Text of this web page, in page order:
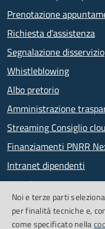
Prenotazione
Richiesta d'assistenza
Segnalazione disservizio
Whistleblowing
Albo pretorio
Amministrazione
Streaming Consiglio
Finanziamenti PNRR
Intranet dipendenti
Newsletter
PagoPA
Noi e terze parti
per finalità tecniche e,
come specificato nella